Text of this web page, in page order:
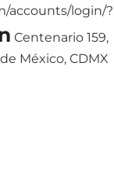
accounts/login/?
Centenario 159,
México, CDMX